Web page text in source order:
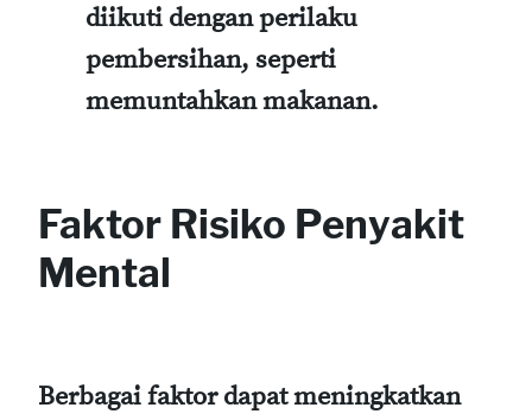
diikuti dengan perilaku
pembersihan, seperti
memuntahkan makanan.
Faktor Risiko Penyakit
Mental
Berbagai faktor dapat meningkatkan